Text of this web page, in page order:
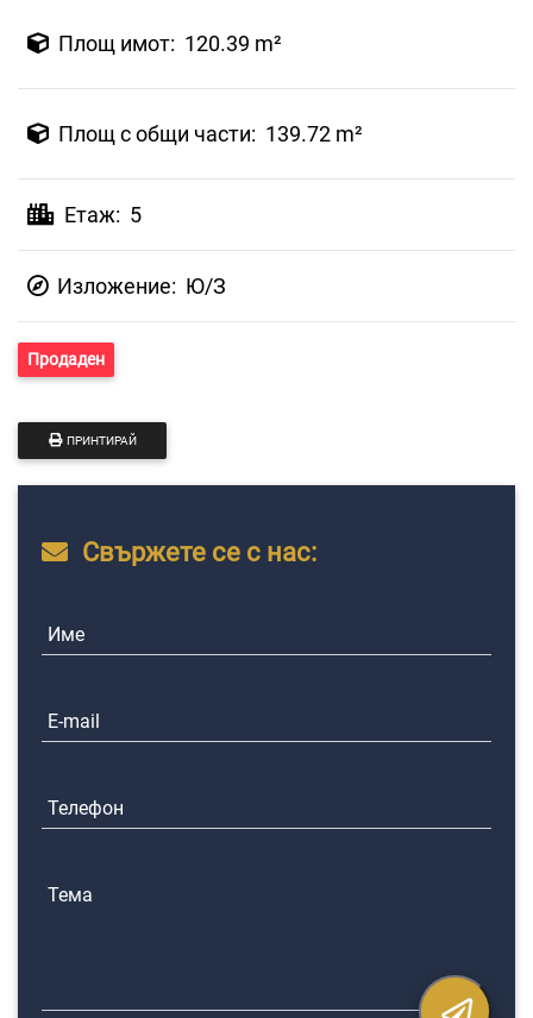
Площ имот: 120.39 m²
Площ с общи части: 139.72 m²
Етаж: 5
Изложение: Ю/З
Продаден
ПРИНТИРАЙ
Свържете се с нас:
Име
E-mail
Телефон
Тема